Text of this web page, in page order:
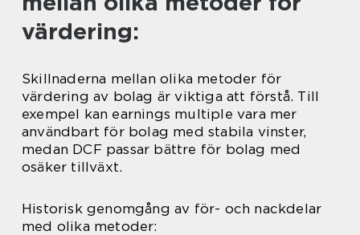
värdering:
Skillnaderna mellan olika metoder för
värdering av bolag är viktiga att förstå. Till
exempel kan earnings multiple vara mer
användbart för bolag med stabila vinster,
medan DCF passar bättre för bolag med
osäker tillväxt.
Historisk genomgång av för- och nackdelar
med olika metoder: